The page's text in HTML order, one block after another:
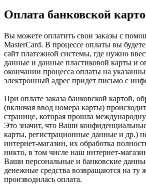
Оплата банковской
Вы можете оплатить свои заказы c
MasterCard. В процессе оплаты вы
сайт платежной системы, где нужно
данные и данные пластиковой карты и
окончании процесса оплаты на
электронный адрес придет письмо с
При оплате заказа банковской картой,
(включая ввод номера карты)
странице, которая прошла
Это значит, что Ваши
карты, регистрационные данные и др.)
интернет-магазин, их обработка
никто, в том числе наш интернет-
Ваши персональные и банковские
денежные средства возвращаются на ту
производилась оплата.